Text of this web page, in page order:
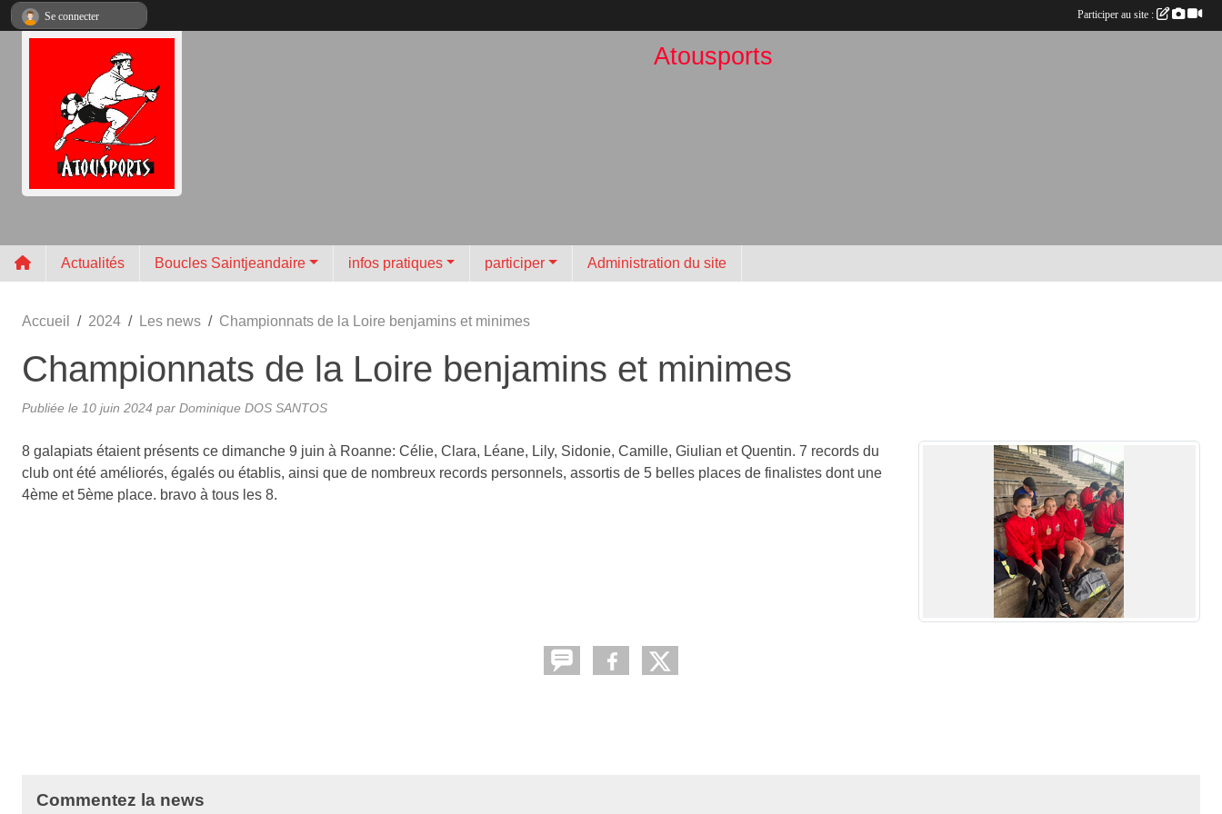
Atousports
Actualités Boucles Saintjeandaire infos pratiques participer Administration du site
Accueil 2024 Les news Championnats de la Loire benjamins et minimes
Championnats de la Loire benjamins et minimes
Publiée le 10 juin 2024 par Dominique DOS SANTOS
8 galapiats étaient présents ce dimanche 9 juin à Roanne: Célie, Clara, Léane, Lily, Sidonie, Camille, Giulian et Quentin. 7 records du
club ont été améliorés, égalés ou établis, ainsi que de nombreux records personnels, assortis de 5 belles places de finalistes dont une
4ème et 5ème place. bravo à tous les 8.
Commentez la news
Se connecter Participer au site :
Panneau de gestion des cookies